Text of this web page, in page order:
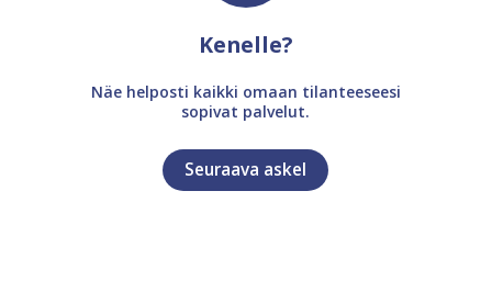
Kenelle?
Näe helposti kaikki omaan tilanteeseesi
sopivat palvelut.
Seuraava askel